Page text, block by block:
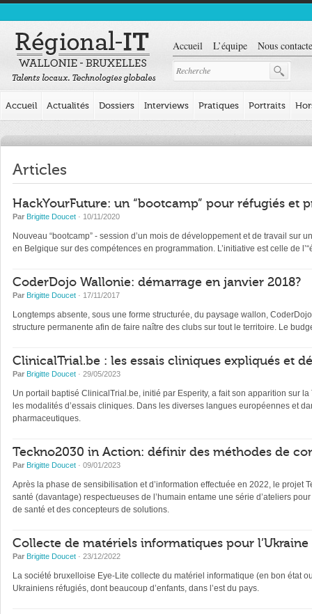
Accueil L’équipe Nous
Accueil Actualités Dossiers Interviews Pratiques Portraits
Articles
HackYourFuture: un “bootcamp” pour réfugiés et
Par Brigitte Doucet · 10/11/2020
Nouveau “bootcamp” - session d’un mois de développement et de travail
en Belgique sur des compétences en programmation. L’initiative est celle de
CoderDojo Wallonie: démarrage en janvier 2018?
Par Brigitte Doucet · 17/11/2017
Longtemps absente, sous une forme structurée, du paysage wallon,
structure permanente afin de faire naître des clubs sur tout le territoire. Le
ClinicalTrial.be : les essais cliniques expliqués et
Par Brigitte Doucet · 29/05/2023
Un portail baptisé ClinicalTrial.be, initié par Esperity, a fait son apparition sur
les modalités d’essais cliniques. Dans les diverses langues européennes et
pharmaceutiques.
Teckno2030 in Action: définir des méthodes de
Par Brigitte Doucet · 09/01/2023
Après la phase de sensibilisation et d’information effectuée en 2022, le projet
santé (davantage) respectueuses de l’humain entame une série d’ateliers
de santé et des concepteurs de solutions.
Collecte de matériels informatiques pour l’Ukraine
Par Brigitte Doucet · 23/12/2022
La société bruxelloise Eye-Lite collecte du matériel informatique (en bon état
Ukrainiens réfugiés, dont beaucoup d’enfants, dans l’est du pays.